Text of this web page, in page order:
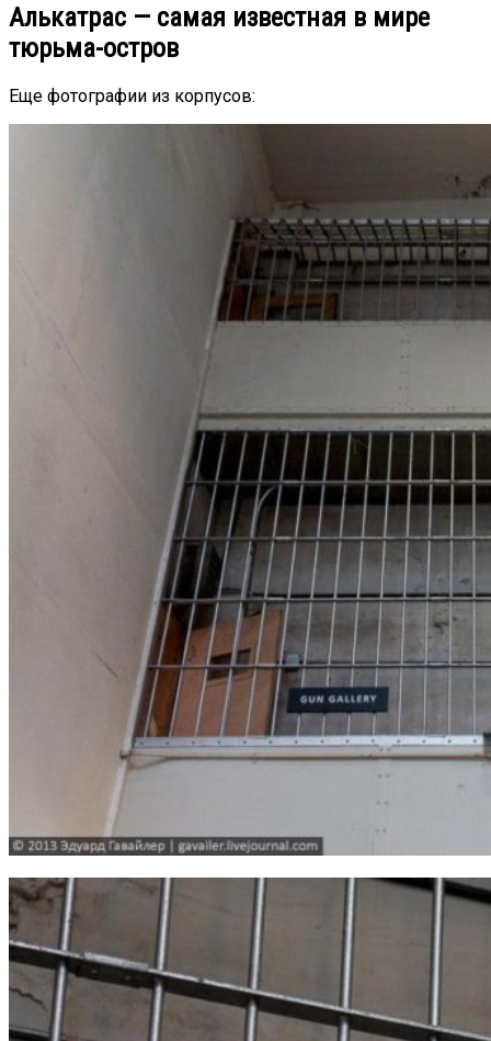
Алькатрас — самая известная в мире
тюрьма-остров
Еще фотографии из корпусов: